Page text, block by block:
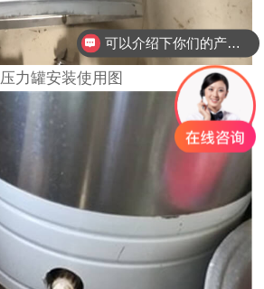
压力罐安装使用图
可以介绍下你们的产品么？